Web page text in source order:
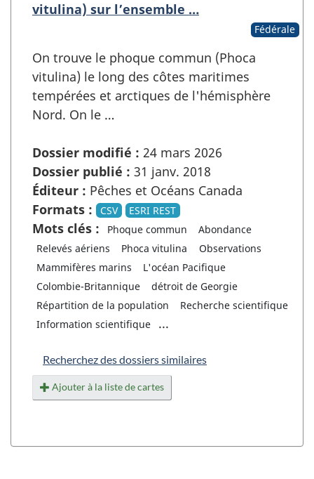
vitulina) sur l’ensemble …
Fédérale
On trouve le phoque commun (Phoca
vitulina) le long des côtes maritimes
tempérées et arctiques de l'hémisphère
Nord. On le …
Dossier modifié : 24 mars 2026
Dossier publié : 31 janv. 2018
Éditeur : Pêches et Océans Canada
Formats :
CSV ESRI REST
Mots clés : Phoque commun
Abondance
Relevés aériens
Phoca vitulina
Observations
Mammifères marins
L'océan Pacifique
Colombie-Britannique
détroit de Georgie
Répartition de la population
Recherche scientifique
Information scientifique
...
Recherchez des dossiers similaires
Ajouter à la liste de cartes